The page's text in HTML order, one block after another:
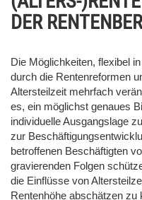
DER
Die Möglichkeiten, flexibel
durch die Rentenreformen
Altersteilzeit mehrfach
es, ein möglichst genaues
individuelle Ausgangslage
zur
betroffenen Beschäftigten
gravierenden Folgen
die Einflüsse von
Rentenhöhe abschätzen zu